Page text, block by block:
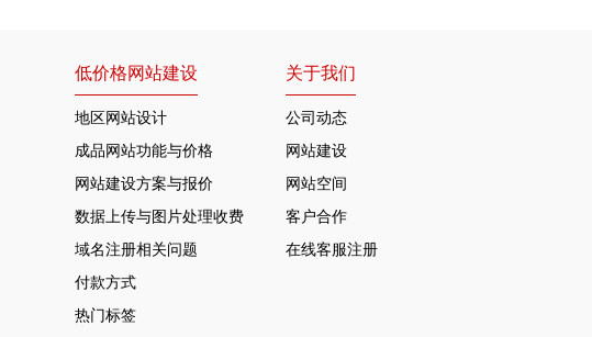
低价格网站建设
地区网站设计
成品网站功能与价格
网站建设方案与报价
数据上传与图片处理收费
域名注册相关问题
付款方式
热门标签
关于我们
公司动态
网站建设
网站空间
客户合作
在线客服注册